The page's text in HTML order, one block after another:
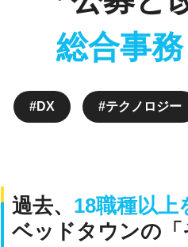
総合事
DX テクノロジー
過去、 18職種以上
ベッドタウンの「